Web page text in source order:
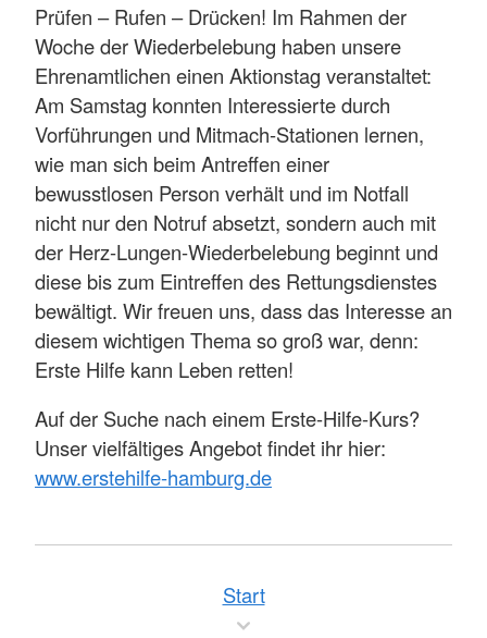
Prüfen – Rufen – Drücken! Im Rahmen der
Woche der Wiederbelebung haben unsere
Ehrenamtlichen einen Aktionstag veranstaltet:
Am Samstag konnten Interessierte durch
Vorführungen und Mitmach-Stationen lernen,
wie man sich beim Antreffen einer
bewusstlosen Person verhält und im Notfall
nicht nur den Notruf absetzt, sondern auch mit
der Herz-Lungen-Wiederbelebung beginnt und
diese bis zum Eintreffen des Rettungsdienstes
bewältigt. Wir freuen uns, dass das Interesse an
diesem wichtigen Thema so groß war, denn:
Erste Hilfe kann Leben retten!
Auf der Suche nach einem Erste-Hilfe-Kurs?
Unser vielfältiges Angebot findet ihr hier:
www.erstehilfe-hamburg.de
Start